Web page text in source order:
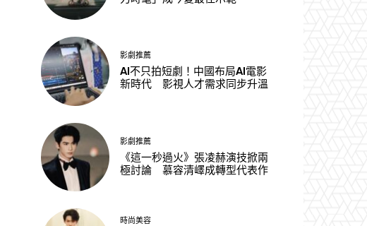
影劇推薦
AI不只拍短劇！中國布局AI電影
新時代 影視人才需求同步升溫
影劇推薦
《這一秒過火》張凌赫演技掀兩
極討論 慕容清嶧成轉型代表作
時尚美容